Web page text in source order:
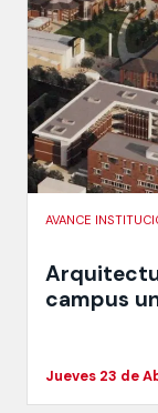
AVANCE
campus
Jueves 23 de